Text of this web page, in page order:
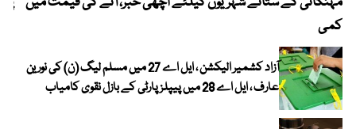
کمی
آزاد کشمیر الیکشن ، ایل اے 27 میں مسلم لیگ (ن) کی نورین
عارف ، ایل اے 28 میں پیپلز پارٹی کے بازل نقوی کامیاب